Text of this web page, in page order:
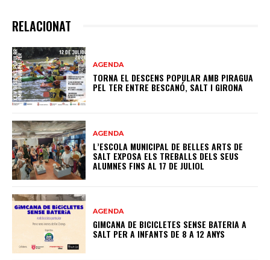
RELACIONAT
AGENDA
TORNA EL DESCENS POPULAR AMB PIRAGUA
PEL TER ENTRE BESCANÓ, SALT I GIRONA
AGENDA
L’ESCOLA MUNICIPAL DE BELLES ARTS DE
SALT EXPOSA ELS TREBALLS DELS SEUS
ALUMNES FINS AL 17 DE JULIOL
AGENDA
GIMCANA DE BICICLETES SENSE BATERIA A
SALT PER A INFANTS DE 8 A 12 ANYS